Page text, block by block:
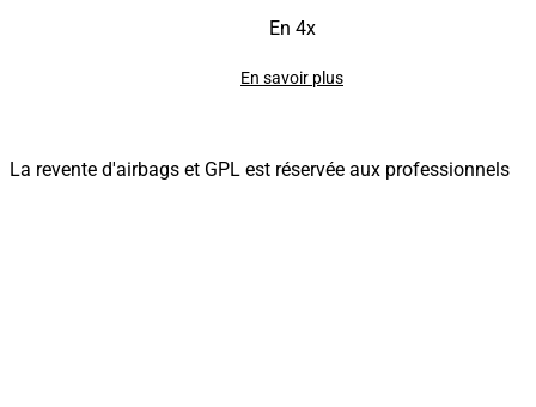
En 4x
En savoir plus
La revente d'airbags et GPL est réservée aux professionnels